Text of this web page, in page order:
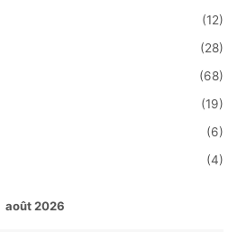
(12)
(28)
(68)
(19)
(6)
(4)
août 2026